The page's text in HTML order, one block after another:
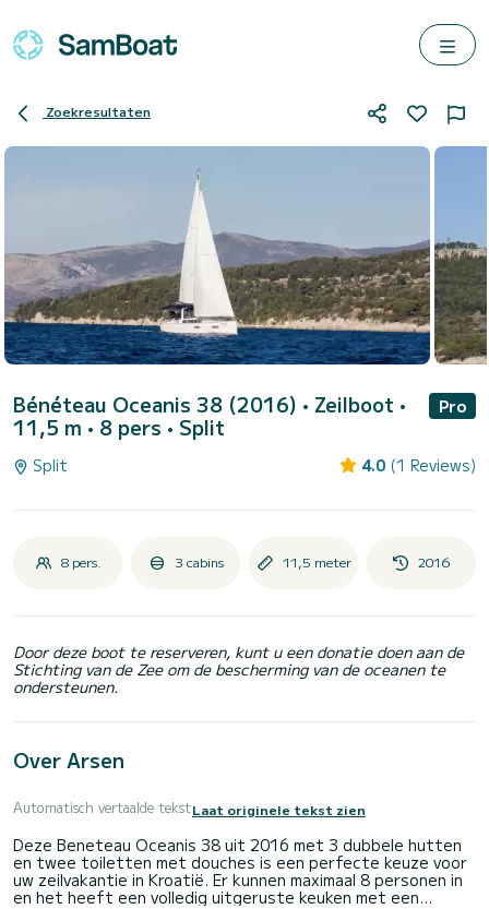
Zoekresultaten
Bénéteau Oceanis 38 (2016) • Zeilboot •
11,5 m • 8 pers • Split
Pro
Split 4.0 (1 Reviews)
8 pers. 3 cabins 11,5 meter 2016
Door deze boot te reserveren, kunt u een donatie doen aan de
Stichting van de Zee om de bescherming van de oceanen te
ondersteunen.
Over Arsen
Automatisch vertaalde tekstLaat originele tekst zien
Deze Beneteau Oceanis 38 uit 2016 met 3 dubbele hutten
en twee toiletten met douches is een perfecte keuze voor
uw zeilvakantie in Kroatië. Er kunnen maximaal 8 personen in
en het heeft een volledig uitgeruste keuken met een